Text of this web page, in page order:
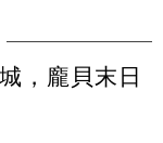
，龐貝末日